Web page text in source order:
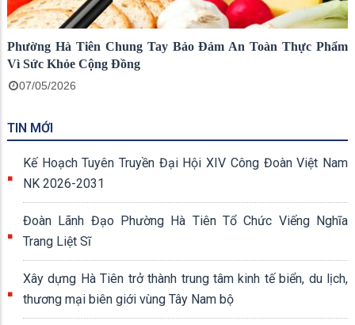
Phường Hà Tiên Chung Tay Bảo Đảm An Toàn Thực Phẩm
Vì Sức Khỏe Cộng Đồng
07/05/2026
TIN MỚI
Kế Hoạch Tuyên Truyền Đại Hội XIV Công Đoàn Việt Nam
NK 2026-2031
Đoàn Lãnh Đạo Phường Hà Tiên Tổ Chức Viếng Nghĩa
Trang Liệt Sĩ
Xây dựng Hà Tiên trở thành trung tâm kinh tế biển, du lịch,
thương mại biên giới vùng Tây Nam bộ